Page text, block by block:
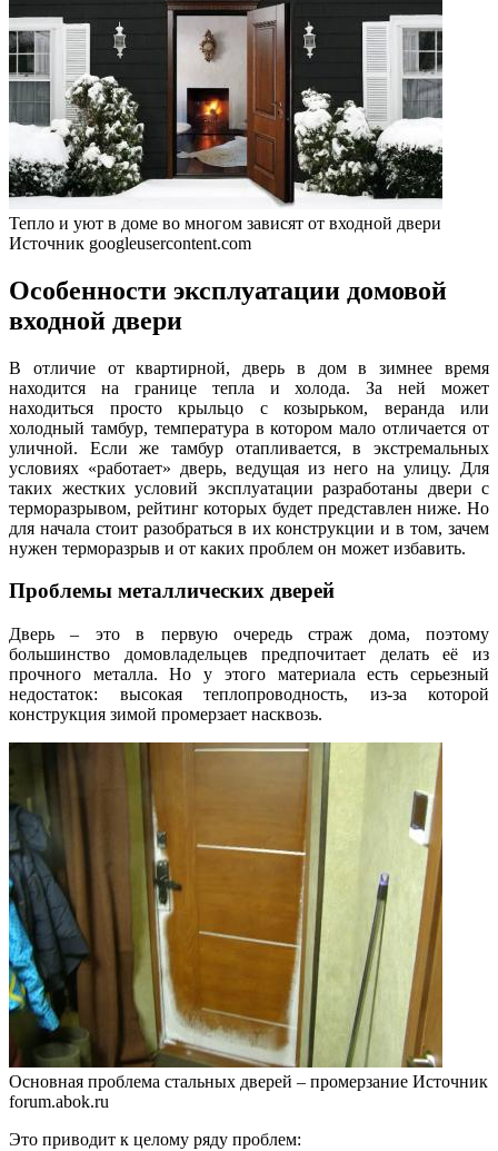
Тепло и уют в доме во многом зависят от входной двери
Источник googleusercontent.com
Особенности эксплуатации домовой
входной двери
В отличие от квартирной, дверь в дом в зимнее время
находится на границе тепла и холода. За ней может
находиться просто крыльцо с козырьком, веранда или
холодный тамбур, температура в котором мало отличается от
уличной. Если же тамбур отапливается, в экстремальных
условиях «работает» дверь, ведущая из него на улицу. Для
таких жестких условий эксплуатации разработаны двери с
терморазрывом, рейтинг которых будет представлен ниже. Но
для начала стоит разобраться в их конструкции и в том, зачем
нужен терморазрыв и от каких проблем он может избавить.
Проблемы металлических дверей
Дверь – это в первую очередь страж дома, поэтому
большинство домовладельцев предпочитает делать её из
прочного металла. Но у этого материала есть серьезный
недостаток: высокая теплопроводность, из-за которой
конструкция зимой промерзает насквозь.
Основная проблема стальных дверей – промерзание Источник
forum.abok.ru
Это приводит к целому ряду проблем: